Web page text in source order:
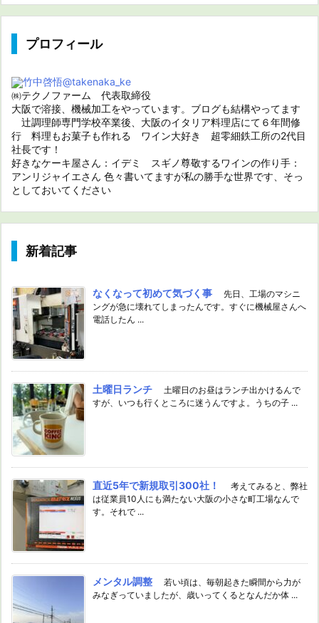
プロフィール
竹中啓悟@takenaka_ke
㈱テクノファーム 代表取締役
大阪で溶接、機械加工をやっています。ブログも結構やってます
辻調理師専門学校卒業後、大阪のイタリア料理店にて６年間修
行 料理もお菓子も作れる ワイン大好き 超零細鉄工所の2代目
社長です！
好きなケーキ屋さん：イデミ スギノ尊敬するワインの作り手：
アンリジャイエさん 色々書いてますが私の勝手な世界です、そっ
としておいてください
新着記事
なくなって初めて気づく事
先日、工場のマシニ
ングが急に壊れてしまったんです。すぐに機械屋さんへ
電話したん ...
土曜日ランチ
土曜日のお昼はランチ出かけるんで
すが、いつも行くところに迷うんですよ。うちの子 ...
直近5年で新規取引300社！
考えてみると、弊社
は従業員10人にも満たない大阪の小さな町工場なんで
す。それで ...
メンタル調整
若い頃は、毎朝起きた瞬間から力が
みなぎっていましたが、歳いってくるとなんだか体 ...